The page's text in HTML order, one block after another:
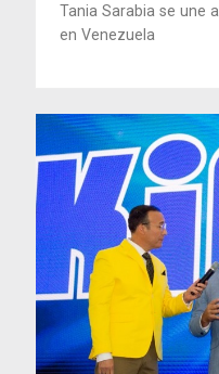
Tania Sarabia se une
en Venezuela